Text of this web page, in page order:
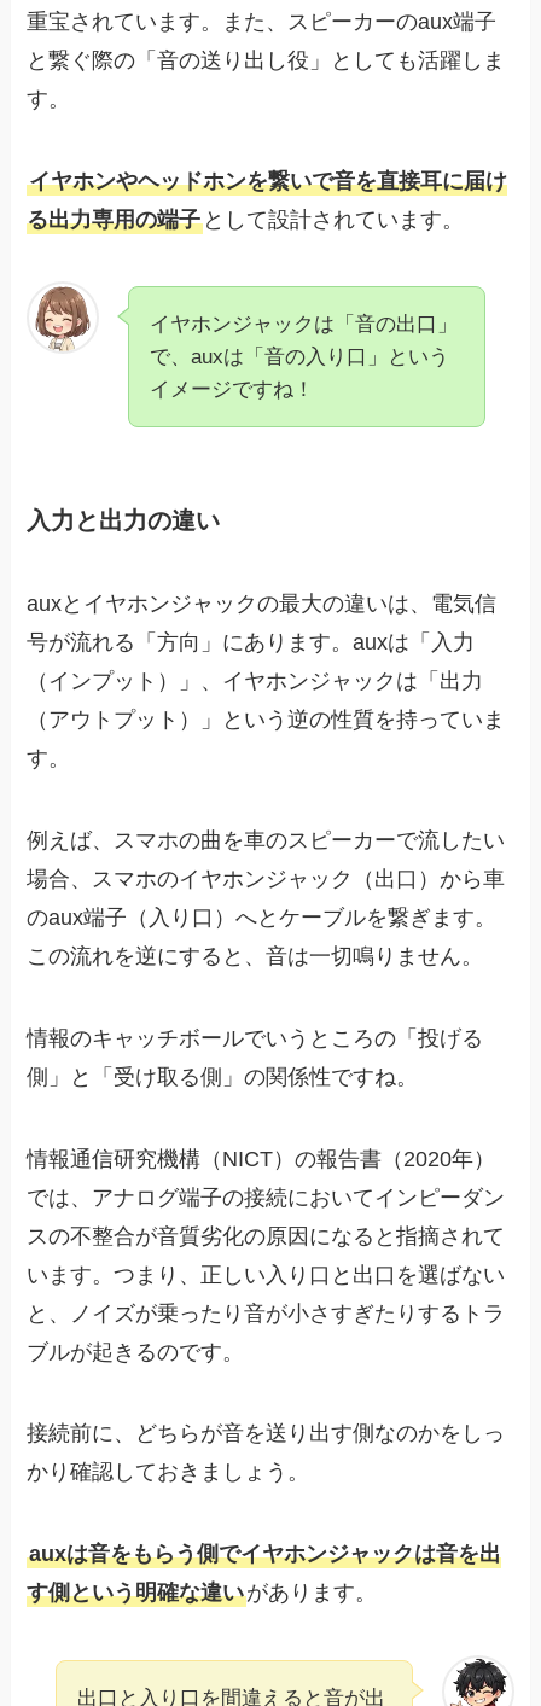
重宝されています。また、スピーカーのaux端子
と繋ぐ際の「音の送り出し役」としても活躍しま
す。
イヤホンやヘッドホンを繋いで音を直接耳に届け
る出力専用の端子 として設計されています。
イヤホンジャックは「音の出口」
で、auxは「音の入り口」という
イメージですね！
入力と出力の違い
auxとイヤホンジャックの最大の違いは、電気信
号が流れる「方向」にあります。auxは「入力
（インプット）」、イヤホンジャックは「出力
（アウトプット）」という逆の性質を持っていま
す。
例えば、スマホの曲を車のスピーカーで流したい
場合、スマホのイヤホンジャック（出口）から車
のaux端子（入り口）へとケーブルを繋ぎます。
この流れを逆にすると、音は一切鳴りません。
情報のキャッチボールでいうところの「投げる
側」と「受け取る側」の関係性ですね。
情報通信研究機構（NICT）の報告書（2020年）
では、アナログ端子の接続においてインピーダン
スの不整合が音質劣化の原因になると指摘されて
います。つまり、正しい入り口と出口を選ばない
と、ノイズが乗ったり音が小さすぎたりするトラ
ブルが起きるのです。
接続前に、どちらが音を送り出す側なのかをしっ
かり確認しておきましょう。
auxは音をもらう側でイヤホンジャックは音を出
す側という明確な違いがあります。
出口と入り口を間違えると音が出